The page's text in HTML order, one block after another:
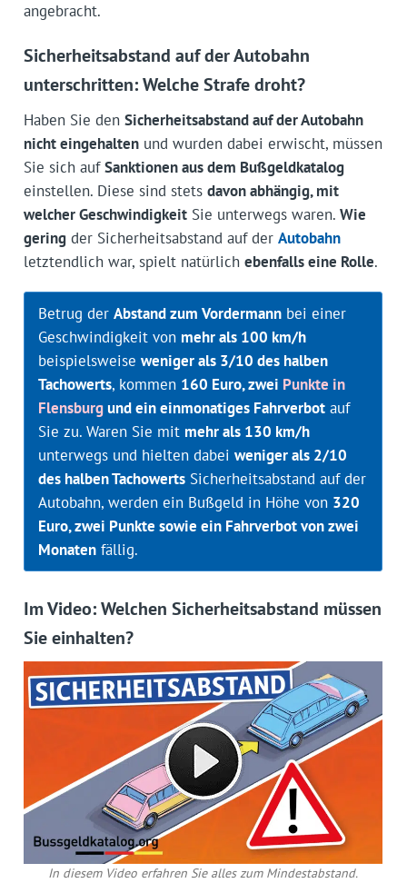
angebracht.
Sicherheitsabstand auf der Autobahn
unterschritten: Welche Strafe droht?
Haben Sie den Sicherheitsabstand auf der Autobahn
nicht eingehaltenund wurden dabei erwischt, müssen
Sie sich aufSanktionen aus dem Bußgeldkatalog
einstellen. Diese sind stets davon abhängig, mit
welcher GeschwindigkeitSie unterwegs waren. Wie
geringder Sicherheitsabstand auf der Autobahn
letztendlich war, spielt natürlich ebenfalls eine Rolle.
Betrug der Abstand zum Vordermannbei einer
Geschwindigkeit von mehr als 100 km/h
beispielsweise weniger als 3/10 des halben
Tachowerts, kommen 160 Euro, zwei Punkte in
Flensburgund ein einmonatiges Fahrverbotauf
Sie zu. Waren Sie mit mehr als 130 km/h
unterwegs und hielten dabei weniger als 2/10
des halben TachowertsSicherheitsabstand auf der
Autobahn, werden ein Bußgeld in Höhe von 320
Euro, zwei Punkte sowie ein Fahrverbot von zwei
Monatenfällig.
Im Video: Welchen Sicherheitsabstand müssen
Sie einhalten?
In diesem Video erfahren Sie alles zum Mindestabstand.